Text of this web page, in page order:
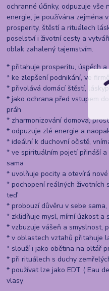
ochranné účinky, odpuzuje
energie, je používána zejména
prosperity, štěstí a rituálech
poselství i životní cesty a
oblak zahalený tajemstvím.
* přitahuje prosperitu, úspěch
* ke zlepšení podnikání, ve
* přivolává domácí štěstí,
* jako ochrana před vstupem
práh
* zharmonizování domova,
* odpuzuje zlé energie a
* ideální k duchovní očistě,
* ve spirituálním pojetí přináší
sama
* uvolňuje pocity a otevírá
* pochopení reálných životních
teď
* probouzí důvěru v sebe
* zklidňuje mysl, mírní úzkost a
* vzbuzuje vášeň a smyslnost,
* v oblastech vztahů přitahuje
* slouží i jako obětina na oltář
* při rituálech s duchy
* používat lze jako EDT ( Eau
vlasy